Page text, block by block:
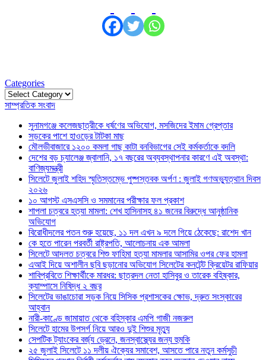
Categories
Categories
সাম্প্রতিক সংবাদ
সুনামগঞ্জে কলেজছাত্রীকে ধর্ষণের অভিযোগ, মসজিদের ইমাম গ্রেপ্তার
সড়কের পাশে হাওড়ের টাটকা মাছ
মৌলভীবাজারে ১২০০ কমলা গাছ কাটা বনবিভাগের সেই কর্মকর্তাকে বদলি
দেশের বড় চ্যালেঞ্জ জ্বালানি, ১৭ বছরের অব্যবস্থাপনার কারণে এই অবস্থা:
বাণিজ্যমন্ত্রী
সিলেটে জুলাই শহিদ স্মৃতিস্তম্ভে পুষ্পস্তবক অর্পণ : জুলাই গণঅভ্যুত্থান দিবস
২০২৬
১০ আগস্ট এসএসসি ও সমমানের পরীক্ষার ফল প্রকাশ
শাপলা চত্বরে হত্যা মামলা: শেখ হাসিনাসহ ৪১ জনের বিরুদ্ধে আনুষ্ঠানিক
অভিযোগ
বিরোধীদলের পতন শুরু হয়েছে, ১১ দল এখন ৯ দলে গিয়ে ঠেকেছে: রাশেদ খান
কে হতে পারেন পরবর্তী রাষ্ট্রপতি, আলোচনায় এক আমলা
সিলেটে আদলত চত্বরে শিশু ফাহিমা হত্যা মামলার আসামির ওপর ফের হামলা
এআই দিয়ে অশালীন ছবি ছড়ানোর অভিযোগ সিলেটের কনটেন্ট ক্রিয়েটর রাফিয়ার
শাবিপ্রবিতে শিক্ষার্থীকে মারধর: ছাত্রদল নেতা হাসিবুর ও তারেক বহিষ্কার,
ক্যাম্পাসে নিষিদ্ধ ২ বছর
সিলেটের ভাঙাচোরা সড়ক নিয়ে সিসিক প্রশাসকের ক্ষোভ, দ্রুত সংস্কারের
আহ্বান
নারী-কাণ্ডে জামায়াত থেকে বহিস্কার এমপি গাজী নজরুল
সিলেটে হামের উপসর্গ নিয়ে আরও দুই শিশুর মৃত্যু
সেপটিক ট্যাংকের বর্জ্য ড্রেনে, জনস্বাস্থ্যের জন্য হুমকি
২৫ জুলাই সিলেটে ১১ দলীয় ঐক্যের সমাবেশ, আসতে পারে নতুন কর্মসুচী